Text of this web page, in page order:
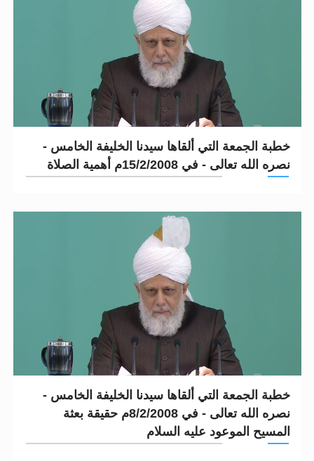
خطبة الجمعة التي ألقاها سيدنا الخليفة الخامس -
نصره الله تعالى - في 15/2/2008م أهمية الصلاة
خطبة الجمعة التي ألقاها سيدنا الخليفة الخامس -
نصره الله تعالى - في 8/2/2008م حقيقة بعثة
المسيح الموعود عليه السلام